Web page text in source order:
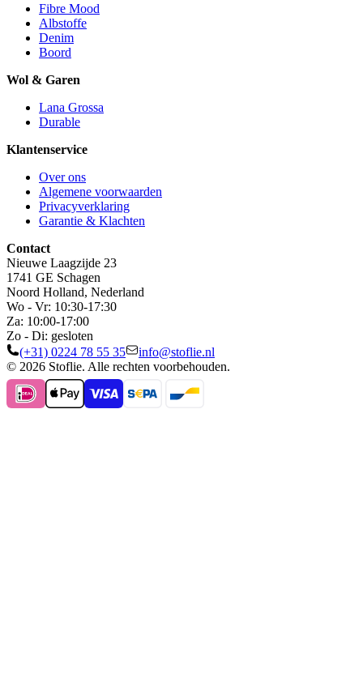
Fibre Mood
Albstoffe
Denim
Boord
Wol & Garen
Lana Grossa
Durable
Klantenservice
Over ons
Algemene voorwaarden
Privacyverklaring
Garantie & Klachten
Contact
Nieuwe Laagzijde 23
1741 GE Schagen
Noord Holland, Nederland
Wo - Vr: 10:30-17:30
Za: 10:00-17:00
Zo - Di: gesloten
(+31) 0224 78 55 35
info@stoflie.nl
© 2026 Stoflie. Alle rechten voorbehouden.